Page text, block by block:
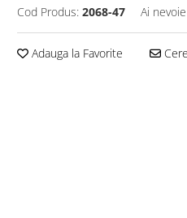
Cod Produs: 2068-47 Ai
Adauga la Favorite